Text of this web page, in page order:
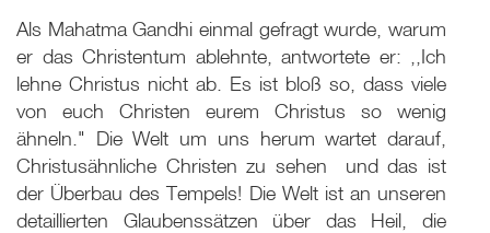
Als Mahatma Gandhi einmal gefragt wurde, warum
er das Christentum ablehnte, antwortete er: ,,Ich
lehne Christus nicht ab. Es ist bloß so, dass viele
von euch Christen eurem Christus so wenig
ähneln." Die Welt um uns herum wartet darauf,
Christusähnliche Christen zu sehen ­ und das ist
der Überbau des Tempels! Die Welt ist an unseren
detaillierten Glaubenssätzen über das Heil, die